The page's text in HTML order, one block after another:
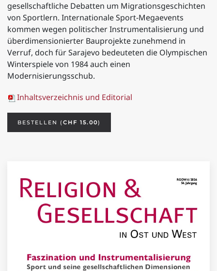
gesellschaftliche Debatten um Migrationsgeschichten
von Sportlern. Internationale Sport-Megaevents
kommen wegen politischer Instrumentalisierung und
überdimensionierter Bauprojekte zunehmend in
Verruf, doch für Sarajevo bedeuteten die Olympischen
Winterspiele von 1984 auch einen
Modernisierungsschub.
Inhaltsverzeichnis und Editorial
BESTELLEN ( CHF 15.00)